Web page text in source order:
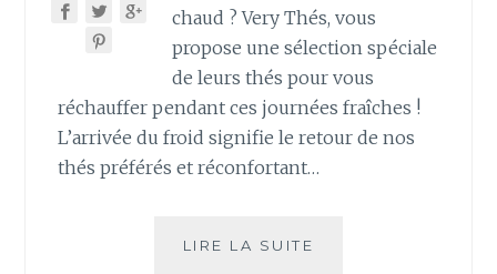
chaud ? Very Thés, vous
propose une sélection spéciale
de leurs thés pour vous
réchauffer pendant ces journées fraîches !
L’arrivée du froid signifie le retour de nos
thés préférés et réconfortant…
LIRE LA SUITE